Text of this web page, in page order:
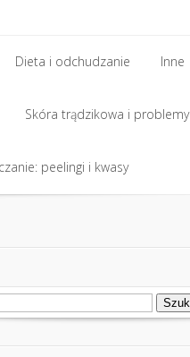
Dieta i odchudzanie
Dieta i odchudzanie
Inne
Inne
Skóra trądzikowa i problemy
Skóra trądzikowa i problemy
peelingi i kwasy